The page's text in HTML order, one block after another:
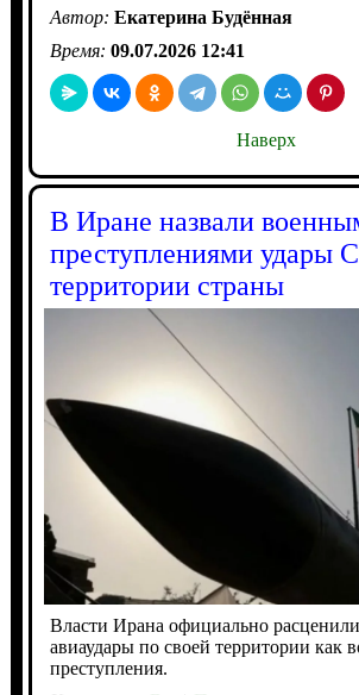
Автор: Екатерина Будённая
Время: 09.07.2026 12:41
Наверх
В Иране назвали
преступлениями удары
территории страны
Власти Ирана официально
авиаудары по своей территории как
преступления.